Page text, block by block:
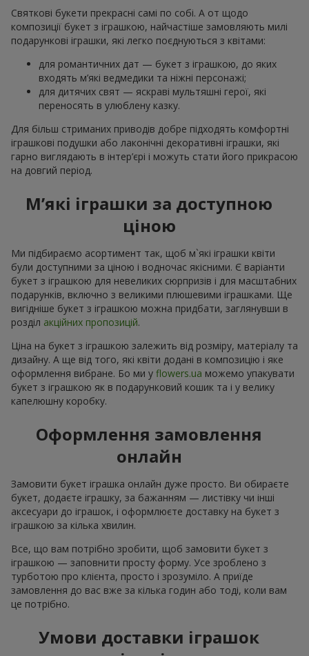
Святкові букети прекрасні самі по собі. А от щодо
композиції букет з іграшкою, найчастіше замовляють милі
подарункові іграшки, які легко поєднуються з квітами:
для романтичних дат — букет з іграшкою, до яких
входять м’які ведмедики та ніжні персонажі;
для дитячих свят — яскраві мультяшні герої, які
переносять в улюблену казку.
Для більш стриманих приводів добре підходять комфортні
іграшкові подушки або лаконічні декоративні іграшки, які
гарно виглядають в інтер’єрі і можуть стати його прикрасою
на довгий період.
М’які іграшки за доступною
ціною
Ми підбираємо асортимент так, щоб м`які іграшки квіти
були доступними за ціною і водночас якісними. Є варіанти
букет з іграшкою для невеликих сюрпризів і для масштабних
подарунків, включно з великими плюшевими іграшками. Ще
вигідніше букет з іграшкою можна придбати, заглянувши в
розділ акційних пропозицій.
Ціна на букет з іграшкою залежить від розміру, матеріалу та
дизайну. А ще від того, які квіти додані в композицію і яке
оформлення вибране. Бо ми у flowers.ua можемо упакувати
букет з іграшкою як в подарунковий кошик та і у велику
капелюшну коробку.
Оформлення замовлення
онлайн
Замовити букет іграшка онлайн дуже просто. Ви обираєте
букет, додаєте іграшку, за бажанням — листівку чи інші
аксесуари до іграшок, і оформлюєте доставку на букет з
іграшкою за кілька хвилин.
Все, що вам потрібно зробити, щоб замовити букет з
іграшкою — заповнити просту форму. Усе зроблено з
турботою про клієнта, просто і зрозуміло. А приїде
замовлення до вас вже за кілька годин або тоді, коли вам
це потрібно.
Умови доставки іграшок